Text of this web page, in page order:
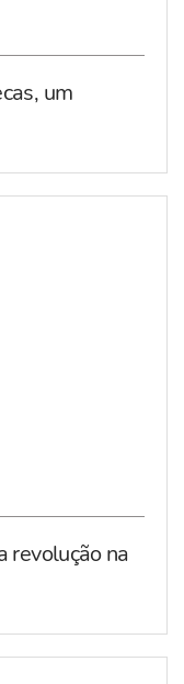
um
revolução na